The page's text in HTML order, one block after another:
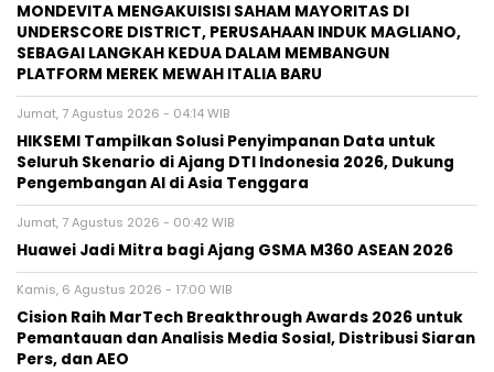
MONDEVITA MENGAKUISISI SAHAM MAYORITAS DI
UNDERSCORE DISTRICT, PERUSAHAAN INDUK MAGLIANO,
SEBAGAI LANGKAH KEDUA DALAM MEMBANGUN
PLATFORM MEREK MEWAH ITALIA BARU
Jumat, 7 Agustus 2026 - 04:14 WIB
HIKSEMI Tampilkan Solusi Penyimpanan Data untuk
Seluruh Skenario di Ajang DTI Indonesia 2026, Dukung
Pengembangan AI di Asia Tenggara
Jumat, 7 Agustus 2026 - 00:42 WIB
Huawei Jadi Mitra bagi Ajang GSMA M360 ASEAN 2026
Kamis, 6 Agustus 2026 - 17:00 WIB
Cision Raih MarTech Breakthrough Awards 2026 untuk
Pemantauan dan Analisis Media Sosial, Distribusi Siaran
Pers, dan AEO